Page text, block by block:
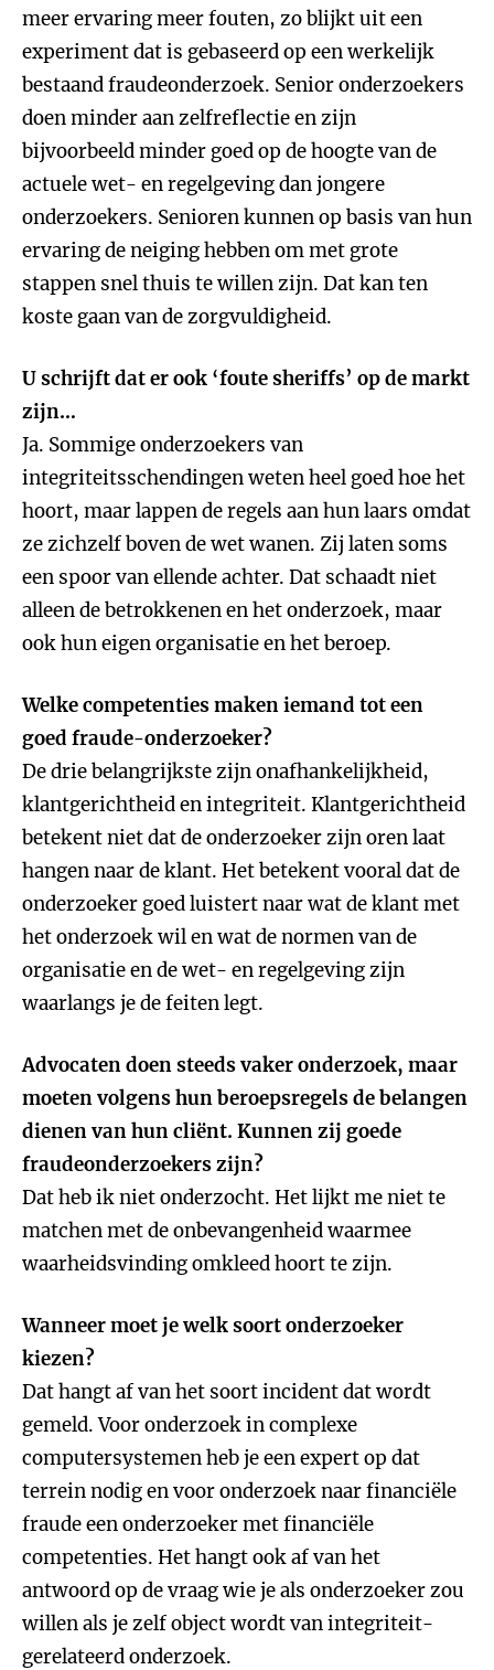
meer ervaring meer fouten, zo blijkt uit een
experiment dat is gebaseerd op een werkelijk
bestaand fraudeonderzoek. Senior onderzoekers
doen minder aan zelfreflectie en zijn
bijvoorbeeld minder goed op de hoogte van de
actuele wet- en regelgeving dan jongere
onderzoekers. Senioren kunnen op basis van hun
ervaring de neiging hebben om met grote
stappen snel thuis te willen zijn. Dat kan ten
koste gaan van de zorgvuldigheid.
U schrijft dat er ook ‘foute sheriffs’ op de markt
zijn…
Ja. Sommige onderzoekers van
integriteitsschendingen weten heel goed hoe het
hoort, maar lappen de regels aan hun laars omdat
ze zichzelf boven de wet wanen. Zij laten soms
een spoor van ellende achter. Dat schaadt niet
alleen de betrokkenen en het onderzoek, maar
ook hun eigen organisatie en het beroep.
Welke competenties maken iemand tot een
goed fraude-onderzoeker?
De drie belangrijkste zijn onafhankelijkheid,
klantgerichtheid en integriteit. Klantgerichtheid
betekent niet dat de onderzoeker zijn oren laat
hangen naar de klant. Het betekent vooral dat de
onderzoeker goed luistert naar wat de klant met
het onderzoek wil en wat de normen van de
organisatie en de wet- en regelgeving zijn
waarlangs je de feiten legt.
Advocaten doen steeds vaker onderzoek, maar
moeten volgens hun beroepsregels de belangen
dienen van hun cliënt. Kunnen zij goede
fraudeonderzoekers zijn?
Dat heb ik niet onderzocht. Het lijkt me niet te
matchen met de onbevangenheid waarmee
waarheidsvinding omkleed hoort te zijn.
Wanneer moet je welk soort onderzoeker
kiezen?
Dat hangt af van het soort incident dat wordt
gemeld. Voor onderzoek in complexe
computersystemen heb je een expert op dat
terrein nodig en voor onderzoek naar financiële
fraude een onderzoeker met financiële
competenties. Het hangt ook af van het
antwoord op de vraag wie je als onderzoeker zou
willen als je zelf object wordt van integriteit-
gerelateerd onderzoek.